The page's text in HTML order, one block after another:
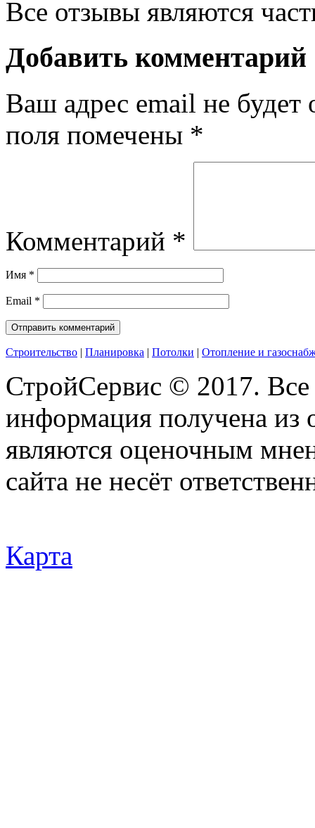
Все отзывы являются
Добавить комментарий
Ваш адрес email не будет
поля помечены *
Комментарий *
Имя *
Email *
Строительство | Планировка | Потолки | Отопление и
СтройСервис © 2017.
информация получена из
являются оценочным
сайта не несёт
Карта